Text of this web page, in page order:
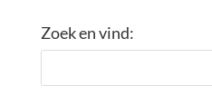
Zoek en vind: